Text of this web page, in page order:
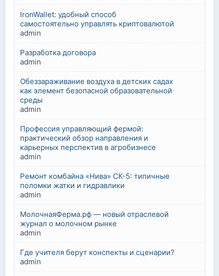
IronWallet: удобный способ
самостоятельно управлять криптовалютой
admin
Разработка договора
admin
Обеззараживание воздуха в детских садах
как элемент безопасной образовательной
среды
admin
Профессия управляющий фермой:
практический обзор направления и
карьерных перспектив в агробизнесе
admin
Ремонт комбайна «Нива» СК-5: типичные
поломки жатки и гидравлики
admin
МолочнаяФерма.рф — новый отраслевой
журнал о молочном рынке
admin
Где учителя берут конспекты и сценарии?
admin